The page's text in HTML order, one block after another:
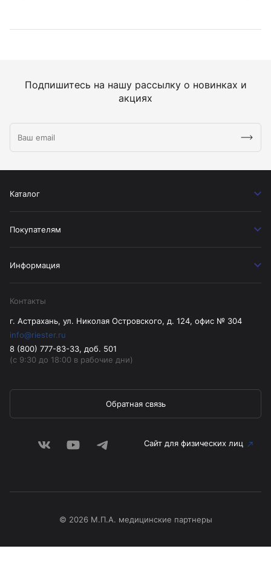
Подпишитесь на нашу рассылку о новинках и
акциях
Каталог
Покупателям
Информация
Контакты
г. Астрахань, ул. Николая Островского, д. 124, офис № 304
info@riester.ru
8 (800) 777-83-33, доб. 501
(с 9:30 до 18:00 в рабочие дни)
Обратная связь
Сайт для физических лиц
© 2026 М.П.А. медицинские партнеры